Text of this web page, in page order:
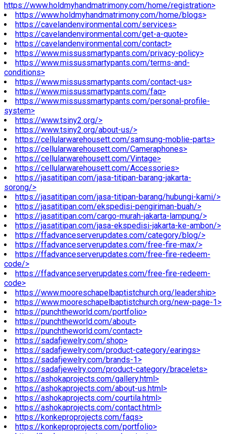
https://www.holdmyhandmatrimony.com/home/registration>
https://www.holdmyhandmatrimony.com/home/blogs>
https://cavelandenvironmental.com/services>
https://cavelandenvironmental.com/get-a-quote>
https://cavelandenvironmental.com/contact>
https://www.missussmartypants.com/privacy-policy>
https://www.missussmartypants.com/terms-and-
conditions>
https://www.missussmartypants.com/contact-us>
https://www.missussmartypants.com/faq>
https://www.missussmartypants.com/personal-profile-
system>
https://www.tsiny2.org/>
https://www.tsiny2.org/about-us/>
https://cellularwarehousett.com/samsung-moblie-parts>
https://cellularwarehousett.com/Cameraphones>
https://cellularwarehousett.com/Vintage>
https://cellularwarehousett.com/Accessories>
https://jasatitipan.com/jasa-titipan-barang-jakarta-
sorong/>
https://jasatitipan.com/jasa-titipan-barang/hubungi-kami/>
https://jasatitipan.com/ekspedisi-pengiriman-buah/>
https://jasatitipan.com/cargo-murah-jakarta-lampung/>
https://jasatitipan.com/jasa-ekspedisi-jakarta-ke-ambon/>
https://ffadvanceserverupdates.com/category/blog/>
https://ffadvanceserverupdates.com/free-fire-max/>
https://ffadvanceserverupdates.com/free-fire-redeem-
code/>
https://ffadvanceserverupdates.com/free-fire-redeem-
code>
https://www.mooreschapelbaptistchurch.org/leadership>
https://www.mooreschapelbaptistchurch.org/new-page-1>
https://punchtheworld.com/portfolio>
https://punchtheworld.com/about>
https://punchtheworld.com/contact>
https://sadafjewelry.com/shop>
https://sadafjewelry.com/product-category/earings>
https://sadafjewelry.com/brands-1>
https://sadafjewelry.com/product-category/bracelets>
https://ashokaprojects.com/gallery.html>
https://ashokaprojects.com/about-us.html>
https://ashokaprojects.com/courtila.html>
https://ashokaprojects.com/contact.html>
https://konkeproprojects.com/faqs>
https://konkeproprojects.com/portfolio>